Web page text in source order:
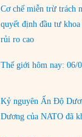
Cơ chế miễn trừ trách
quyết định đầu tư
rủi ro cao
Thế giới hôm nay: 06/
Kỷ nguyên Ấn Độ
Dương của NATO đã